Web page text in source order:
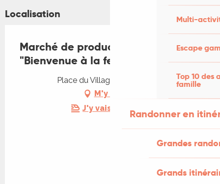
Multi-
Escape
Top 10 des
famille
Randonner en
Grandes
Grands
Localisation
Marché de producteurs de pays
"Bienvenue à la ferme" de Miers
Place du Village, 46500 Miers
M'y rendre
J'y vais en train !